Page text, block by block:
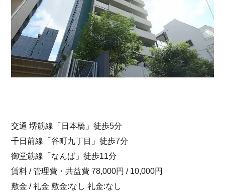
交通 堺筋線「日本橋」徒歩5分
千日前線「谷町九丁目」徒歩7分
御堂筋線「なんば」徒歩11分
賃料 / 管理費・共益費 78,000円 / 10,000円
敷金 / 礼金 敷金:なし 礼金:なし